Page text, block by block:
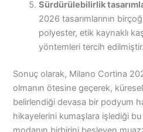
Sürdürülebilirlik
2026 tasarımlarının
polyester, etik kaynaklı
yöntemleri tercih edilmiştir.
Sonuç olarak, Milano Cortina
olmanın ötesine geçerek,
belirlendiği devasa bir podyum
hikayelerini kumaşlara işlediği